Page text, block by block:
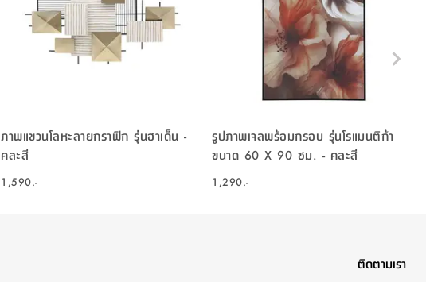
ภาพแขวนโลหะลายกราฟิก รุ่นฮาเด็น -
คละสี
1,590.-
รูปภาพเจลพร้อมกรอบ รุ่นโรแมนติก้า
ขนาด 60 X 90 ซม. - คละสี
1,290.-
ติดตามเรา